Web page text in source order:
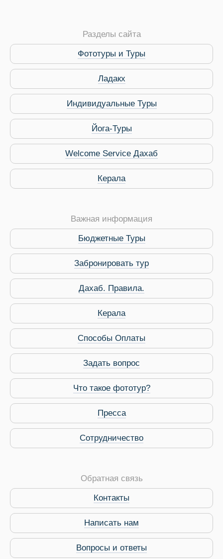
Путеводитель по
Разделы сайта
Фототуры и Туры
Ладакх
Индивидуальные Туры
Йога-Туры
Welcome Service Дахаб
Керала
Важная информация
Бюджетные Туры
Забронировать тур
Дахаб. Правила.
Керала
Способы Оплаты
Задать вопрос
Что такое фототур?
Пресса
Сотрудничество
Обратная связь
Контакты
Написать нам
Вопросы и ответы